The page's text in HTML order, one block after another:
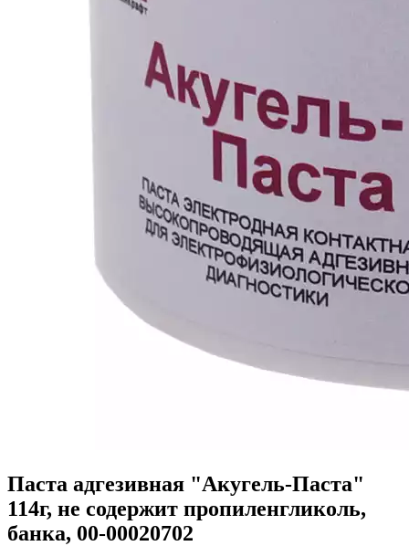
Паста адгезивная "Акугель-Паста"
114г, не содержит пропиленгликоль,
банка, 00-00020702